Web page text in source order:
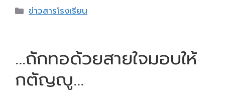
Categories
ข่าวสารโรงเรียน
…ถักทอด้วยสายใจมอบให้
กตัญญู…